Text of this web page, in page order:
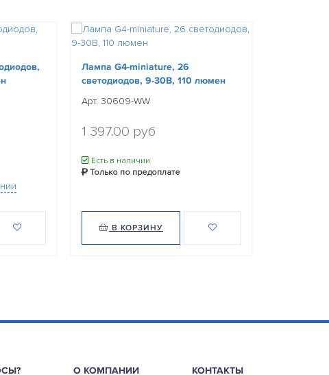
Лампа G4-miniature, 26
светодиодов, 9-30В, 110 люмен
Арт. 30609-WW
1 397.00 руб
Есть в наличии
Только по предоплате
В КОРЗИНУ
О КОМПАНИИ КОНТАКТЫ